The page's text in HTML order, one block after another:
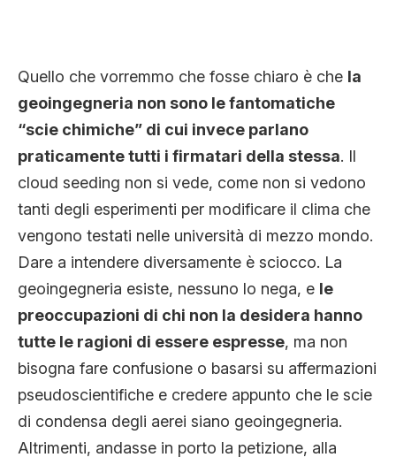
Quello che vorremmo che fosse chiaro è che la
geoingegneria non sono le fantomatiche
“scie chimiche” di cui invece parlano
praticamente tutti i firmatari della stessa. Il
cloud seeding non si vede, come non si vedono
tanti degli esperimenti per modificare il clima che
vengono testati nelle università di mezzo mondo.
Dare a intendere diversamente è sciocco. La
geoingegneria esiste, nessuno lo nega, e le
preoccupazioni di chi non la desidera hanno
tutte le ragioni di essere espresse, ma non
bisogna fare confusione o basarsi su affermazioni
pseudoscientifiche e credere appunto che le scie
di condensa degli aerei siano geoingegneria.
Altrimenti, andasse in porto la petizione, alla